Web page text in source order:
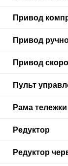
Привод
Привод
Привод
Пульт
Рама
Редуктор
Редуктор